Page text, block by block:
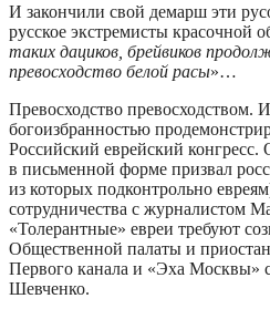
И закончили свой демарш эти
русское экстремисты красочной
таких дациков, брейвиков
превосходство белой расы»…
Превосходство превосходством.
богоизбранностью
Российский еврейский конгресс.
в письменной форме призвал
из которых подконтрольно
сотрудничества с журналистом
«Толерантные» евреи требуют
Общественной палаты и
Первого канала и «Эха Москвы»
Шевченко.